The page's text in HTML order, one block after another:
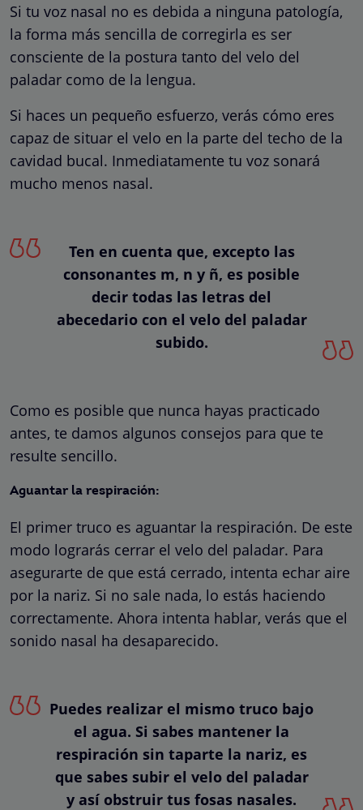
Si tu voz nasal no es debida a ninguna patología,
la forma más sencilla de corregirla es ser
consciente de la postura tanto del velo del
paladar como de la lengua.
Si haces un pequeño esfuerzo, verás cómo eres
capaz de situar el velo en la parte del techo de la
cavidad bucal. Inmediatamente tu voz sonará
mucho menos nasal.
Ten en cuenta que, excepto las
consonantes m, n y ñ, es posible
decir todas las letras del
abecedario con el velo del paladar
subido.
Como es posible que nunca hayas practicado
antes, te damos algunos consejos para que te
resulte sencillo.
Aguantar la respiración:
El primer truco es aguantar la respiración. De este
modo lograrás cerrar el velo del paladar. Para
asegurarte de que está cerrado, intenta echar aire
por la nariz. Si no sale nada, lo estás haciendo
correctamente. Ahora intenta hablar, verás que el
sonido nasal ha desaparecido.
Puedes realizar el mismo truco bajo
el agua. Si sabes mantener la
respiración sin taparte la nariz, es
que sabes subir el velo del paladar
y así obstruir tus fosas nasales.